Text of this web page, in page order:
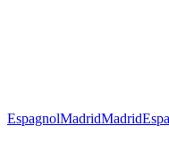
EspagnolMadridMadrid